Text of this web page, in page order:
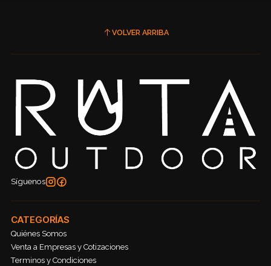
VOLVER ARRIBA
Síguenos
CATEGORÍAS
Quiénes Somos
Venta a Empresas y Cotizaciones
Terminos y Condiciones